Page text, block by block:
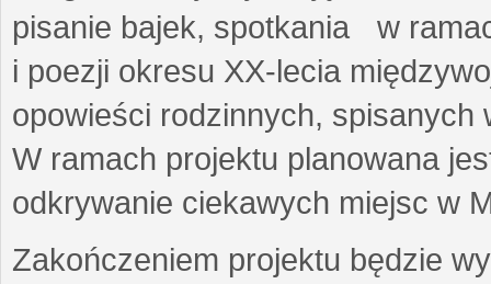
pisanie bajek, spotkania w
i poezji okresu XX-lecia
opowieści rodzinnych,
W ramach projektu planowana
odkrywanie ciekawych miejsc w
Zakończeniem projektu będzie